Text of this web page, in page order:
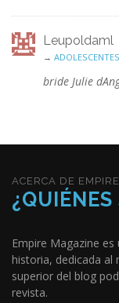
Leupoldaml
→
bride Julie
ACERCA DE EMPIRE
¿QUIÉNES
Empire Magazine
historia, dedicada al
superior del blog
revista.